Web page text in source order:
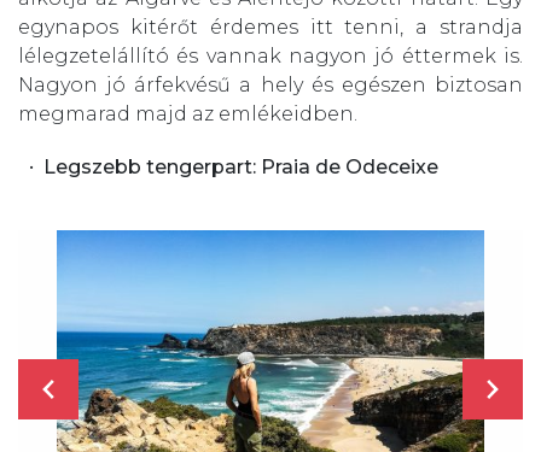
egynapos kitérőt érdemes itt tenni, a strandja
lélegzetelállító és vannak nagyon jó éttermek is.
Nagyon jó árfekvésű a hely és egészen biztosan
megmarad majd az emlékeidben.
Legszebb tengerpart: Praia de Odeceixe